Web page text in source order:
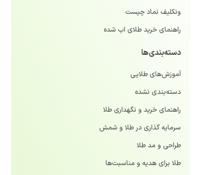
ونکلیف نماد چیست
راهنمای خرید طلای اب شده
دسته‌بندی‌ها
آموزش‌های طلایی
دسته‌بندی نشده
راهنمای خرید و نگهداری طلا
سرمایه گذاری در طلا و شمش
طراحی و مد طلا
طلا برای هدیه و مناسبت‌ها